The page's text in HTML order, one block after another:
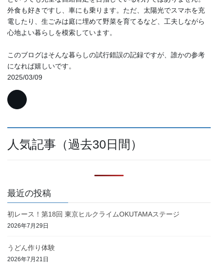
外食も好きですし、車にも乗ります。ただ、太陽光でスマホを充
電したり、生ごみは庭に埋めて野菜を育てるなど、工夫しながら
心地よい暮らしを模索しています。
このブログはそんな暮らしの試行錯誤の記録ですが、誰かの参考
になれば嬉しいです。
2025/03/09
人気記事（過去30日間）
最近の投稿
初レース！第18回 東京ヒルクライムOKUTAMAステージ
2026年7月29日
うどん作り体験
2026年7月21日